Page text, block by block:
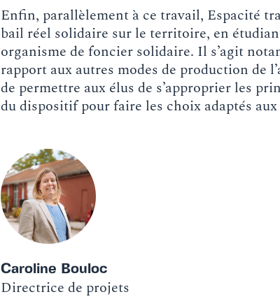
Enfin, parallèlement à ce travail, Espacité
bail réel solidaire sur le territoire, en
organisme de foncier solidaire. Il s’agit
rapport aux autres modes de production de
de permettre aux élus de s’approprier les
du dispositif pour faire les choix adaptés
Caroline Bouloc
Directrice de projets